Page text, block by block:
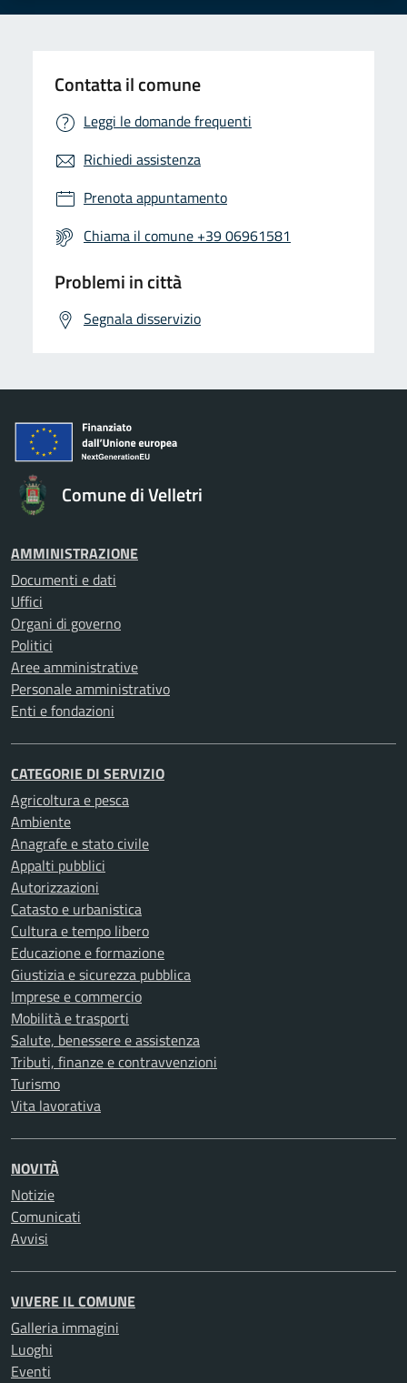
Contatta il comune
Leggi le domande frequenti
Richiedi assistenza
Prenota appuntamento
Chiama il comune +39 06961581
Problemi in città
Segnala disservizio
Comune di Velletri
AMMINISTRAZIONE
Documenti e dati
Uffici
Organi di governo
Politici
Aree amministrative
Personale amministrativo
Enti e fondazioni
CATEGORIE DI SERVIZIO
Agricoltura e pesca
Ambiente
Anagrafe e stato civile
Appalti pubblici
Autorizzazioni
Catasto e urbanistica
Cultura e tempo libero
Educazione e formazione
Giustizia e sicurezza pubblica
Imprese e commercio
Mobilità e trasporti
Salute, benessere e assistenza
Tributi, finanze e contravvenzioni
Turismo
Vita lavorativa
NOVITÀ
Notizie
Comunicati
Avvisi
VIVERE IL COMUNE
Galleria immagini
Luoghi
Eventi